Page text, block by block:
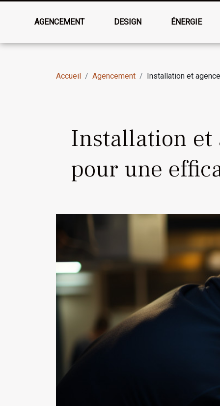
AGENCEMENT DESIGN ÉNERGIE
Accueil Agencement Installation et
Installation et
pour une